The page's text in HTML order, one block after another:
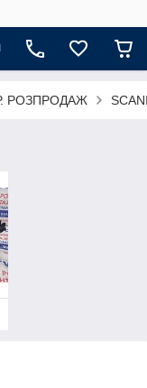
РОЗПРОДАЖ